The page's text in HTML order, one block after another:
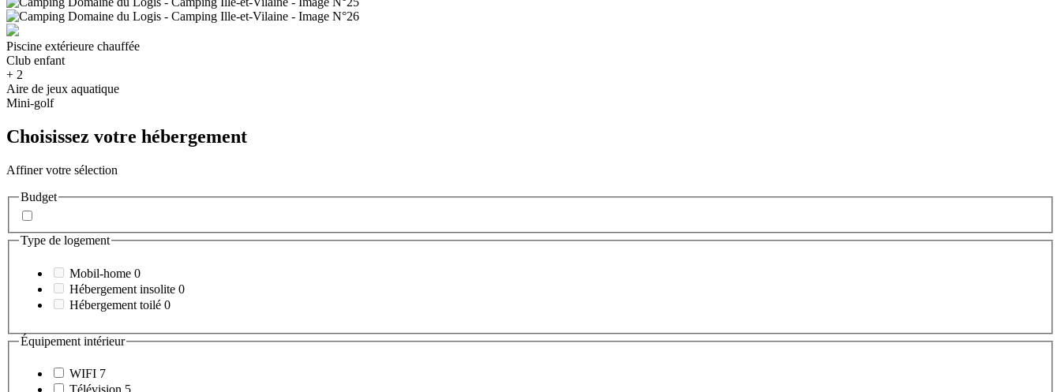
Piscine extérieure chauffée
Club enfant
+ 2
Aire de jeux aquatique
Mini-golf
Choisissez votre hébergement
Affiner votre sélection
Budget
Type de logement
Mobil-home 0
Hébergement insolite 0
Hébergement toilé 0
Équipement intérieur
WIFI 7